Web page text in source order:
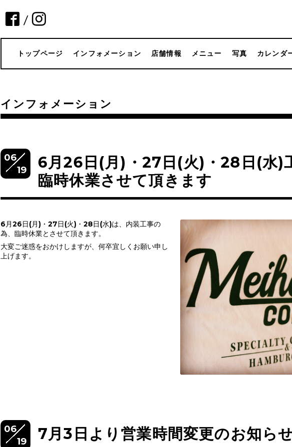
/
トップページ インフォメーション 店舗情報 メニュー 写真 カレンダ
インフォメーション
06
19
6月26日(月)・27日(火)・28日(水)
臨時休業させて頂きます
6月26日(月)・27日(火)・28日(水)は、内装工事の
為、臨時休業とさせて頂きます。
大変ご迷惑をおかけしますが、何卒宜しくお願い申し
上げます。
06
19
7月3日より営業時間変更のお知ら